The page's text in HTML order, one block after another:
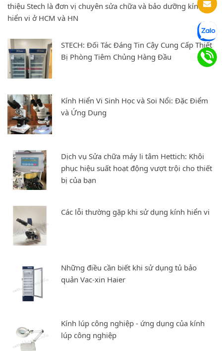
thiệu Stech là đơn vị chuyên sửa chữa và bảo dưỡng kính
hiển vi ở HCM và HN
STECH: Đối Tác Đáng Tin Cậy Cung Cấp Thiết
Bị Phòng Tiêm Chủng Hàng Đầu
Kính Hiển Vi Sinh Học và Soi Nổi: Đặc Điểm
và Ứng Dụng
Dịch vụ Sửa chữa máy li tâm Hettich: Khôi
phục hiệu suất hoạt động vượt trội cho thiết
bị của bạn
Các lỗi thường gặp khi sử dụng kính hiển vi
Những điều cần biết khi sử dụng tủ bảo
quản Vac-xin Haier
Kính lúp công nghiệp - ứng dụng của kính
lúp công nghiệp